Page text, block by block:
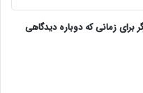
برای زمانی که دوباره دیدگاهی